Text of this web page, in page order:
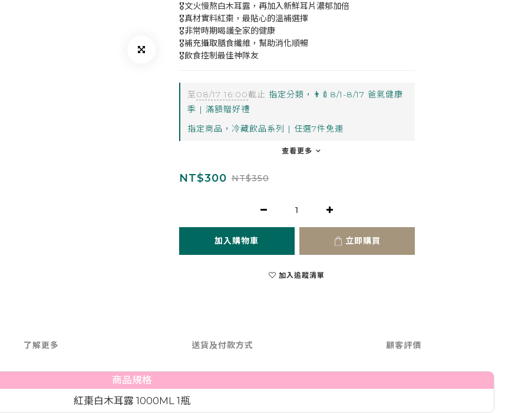
🎖文火慢熬白木耳露，再加入新鮮耳片濃郁加倍
🎖真材實料紅棗，最貼心的溫補選擇
🎖非常時期喝護全家的健康
🎖補充攝取膳食纖維，幫助消化順暢
🎖飲食控制最佳神隊友
至08/17 16:00截止 指定分類，👨‍🍼8/1-8/17 爸氣健康
季 | 滿額贈好禮
指定商品，冷藏飲品系列 | 任選7件免運
查看更多
NT$300 NT$350
加入購物車 立即購買
加入追蹤清單
了解更多 送貨及付款方式 顧客評價
商品規格
紅棗白木耳露 1000ML 1瓶